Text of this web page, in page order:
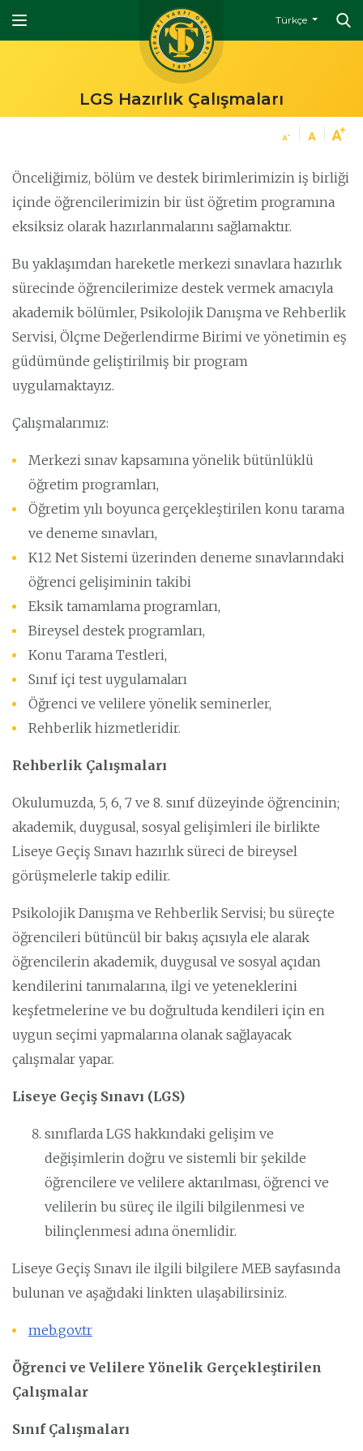
Türkçe
LGS Hazırlık Çalışmaları
Önceliğimiz, bölüm ve destek birimlerimizin iş birliği
içinde öğrencilerimizin bir üst öğretim programına
eksiksiz olarak hazırlanmalarını sağlamaktır.
Bu yaklaşımdan hareketle merkezi sınavlara hazırlık
sürecinde öğrencilerimize destek vermek amacıyla
akademik bölümler, Psikolojik Danışma ve Rehberlik
Servisi, Ölçme Değerlendirme Birimi ve yönetimin eş
güdümünde geliştirilmiş bir program
uygulamaktayız.
Çalışmalarımız:
Merkezi sınav kapsamına yönelik bütünlüklü
öğretim programları,
Öğretim yılı boyunca gerçekleştirilen konu tarama
ve deneme sınavları,
K12 Net Sistemi üzerinden deneme sınavlarındaki
öğrenci gelişiminin takibi
Eksik tamamlama programları,
Bireysel destek programları,
Konu Tarama Testleri,
Sınıf içi test uygulamaları
Öğrenci ve velilere yönelik seminerler,
Rehberlik hizmetleridir.
Rehberlik Çalışmaları
Okulumuzda, 5, 6, 7 ve 8. sınıf düzeyinde öğrencinin;
akademik, duygusal, sosyal gelişimleri ile birlikte
Liseye Geçiş Sınavı hazırlık süreci de bireysel
görüşmelerle takip edilir.
Psikolojik Danışma ve Rehberlik Servisi; bu süreçte
öğrencileri bütüncül bir bakış açısıyla ele alarak
öğrencilerin akademik, duygusal ve sosyal açıdan
kendilerini tanımalarına, ilgi ve yeteneklerini
keşfetmelerine ve bu doğrultuda kendileri için en
uygun seçimi yapmalarına olanak sağlayacak
çalışmalar yapar.
Liseye Geçiş Sınavı (LGS)
sınıflarda LGS hakkındaki gelişim ve
değişimlerin doğru ve sistemli bir şekilde
öğrencilere ve velilere aktarılması, öğrenci ve
velilerin bu süreç ile ilgili bilgilenmesi ve
bilinçlenmesi adına önemlidir.
Liseye Geçiş Sınavı ile ilgili bilgilere MEB sayfasında
bulunan ve aşağıdaki linkten ulaşabilirsiniz.
meb.gov.tr
Öğrenci ve Velilere Yönelik Gerçekleştirilen
Çalışmalar
Sınıf Çalışmaları